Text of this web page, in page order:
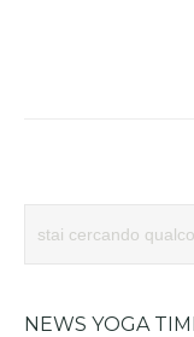
NEWS YOGA